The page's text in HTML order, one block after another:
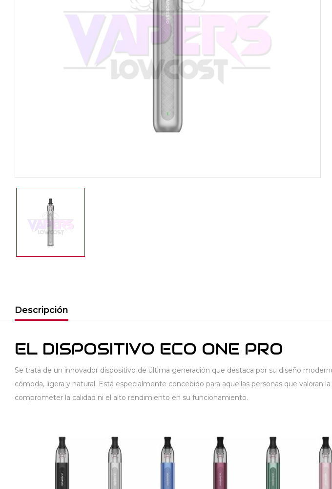
Descripción
EL DISPOSITIVO ECO ONE PRO
Se trata de un innovador dispositivo de última generación que destaca por su diseño
cómoda, ligera y natural. Está especialmente concebido para aquellas personas que
comprometer la calidad ni el alto rendimiento en su funcionamiento.